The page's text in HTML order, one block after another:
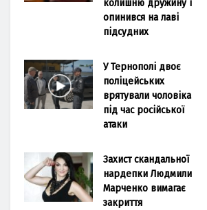
колишню дружину і
опинився на лаві
підсудних
У Тернополі двоє
поліцейських
врятували чоловіка
під час російської
атаки
Захист скандальної
нардепки Людмили
Марченко вимагає
закриття